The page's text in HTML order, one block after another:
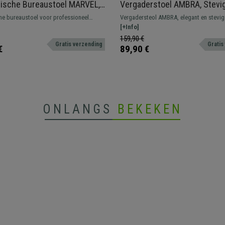
Bureaustoel MARVEL,
Hoofdsteun en
bureaustoel voor professioneel
Gratis verzending
Vergaderstoel AMBRA,
Comfortabel, Zwarte Poten,
Fluweel
Vergadersteol AMBRA, elegant en stevig
ideaal voor uw kantoor of voor uw
comfortabel te wachten. Verkrijgbaar in
[+Info]
159,90 €
89,90 € Gratis
ONLANGS BEKEKEN